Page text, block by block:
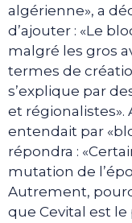
algérienne», a
d’ajouter : «Le
malgré les gros
termes de
s’explique par
et régionalistes».
entendait par
répondra :
mutation de
Autrement,
que Cevital est